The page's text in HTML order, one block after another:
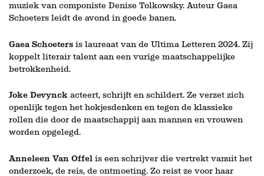
muziek van componiste Denise Tolkowsky. Auteur Gaea
Schoeters leidt de avond in goede banen.
Gaea Schoeters is laureaat van de Ultima Letteren 2024. Zij
koppelt literair talent aan een vurige maatschappelijke
betrokkenheid.
Joke Devynck acteert, schrijft en schildert. Ze verzet zich
openlijk tegen het hokjesdenken en tegen de klassieke
rollen die door de maatschappij aan mannen en vrouwen
worden opgelegd.
Anneleen Van Offel is een schrijver die vertrekt vanuit het
onderzoek, de reis, de ontmoeting. Zo reist ze voor haar